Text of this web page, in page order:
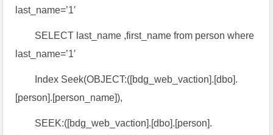
last_name=’1′
SELECT last_name ,first_name from person where
last_name=’1′
Index Seek(OBJECT:([bdg_web_vaction].[dbo].
[person].[person_name]),
SEEK:([bdg_web_vaction].[dbo].[person].